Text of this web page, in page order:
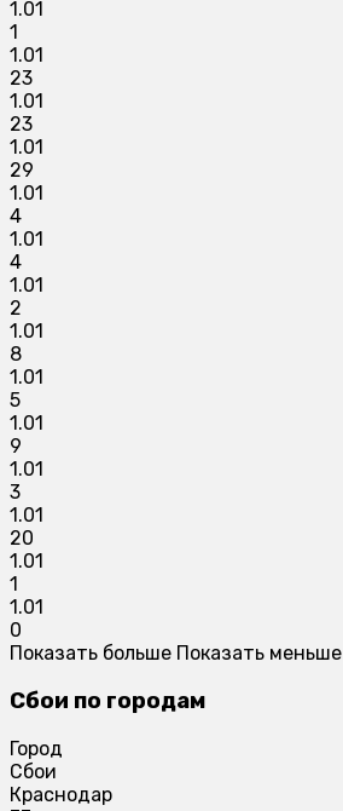
1.01
1
1.01
23
1.01
23
1.01
29
1.01
4
1.01
4
1.01
2
1.01
8
1.01
5
1.01
9
1.01
3
1.01
20
1.01
1
1.01
0
Показать больше Показать меньше
Сбои по городам
Город
Сбои
Краснодар